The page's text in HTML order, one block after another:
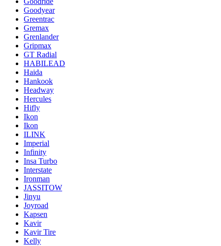
Goodyear
Greentrac
Gremax
Grenlander
Gripmax
GT Radial
HABILEAD
Haida
Hankook
Headway
Hercules
Hifly
Ikon
Ikon
ILINK
Imperial
Infinity
Insa Turbo
Interstate
Ironman
JASSITOW
Jinyu
Joyroad
Kapsen
Kavir
Kavir Tire
Kelly